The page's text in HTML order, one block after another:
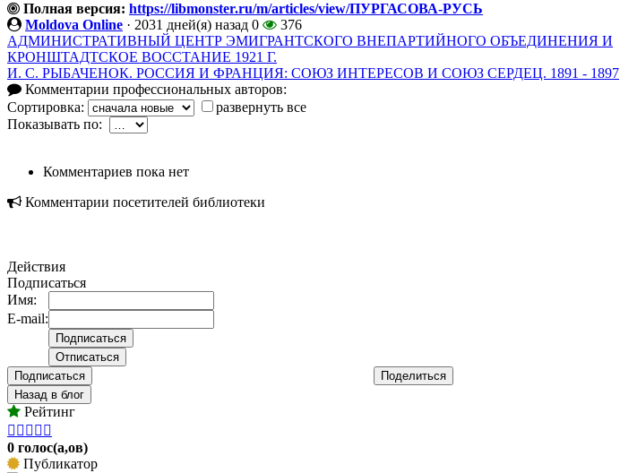
Полная версия: https://libmonster.ru/m/articles/view/ПУРГАСОВА-РУСЬ
Moldova Online · 2031 дней(я) назад 0
376
АДМИНИСТРАТИВНЫЙ ЦЕНТР ЭМИГРАНТСКОГО ВНЕПАРТИЙНОГО ОБЪЕДИНЕНИЯ И
КРОНШТАДТСКОЕ ВОССТАНИЕ 1921 Г.
И. С. РЫБАЧЕНОК. РОССИЯ И ФРАНЦИЯ: СОЮЗ ИНТЕРЕСОВ И СОЮЗ СЕРДЕЦ. 1891 - 1897
Комментарии профессиональных авторов:
Сортировка:
развернуть все
Показывать по:
Комментариев пока нет
Комментарии посетителей библиотеки
Действия
Подписаться
Имя:
E-mail:
Подписаться
Поделиться
Назад в блог
Рейтинг
    
0 голос(а,ов)
Публикатор